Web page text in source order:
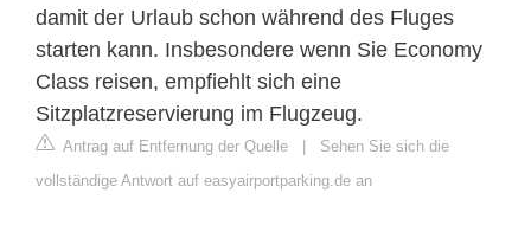
damit der Urlaub schon während des Fluges
starten kann. Insbesondere wenn Sie Economy
Class reisen, empfiehlt sich eine
Sitzplatzreservierung im Flugzeug.
Antrag auf Entfernung der Quelle
Sehen Sie sich die
vollständige Antwort auf easyairportparking.de an